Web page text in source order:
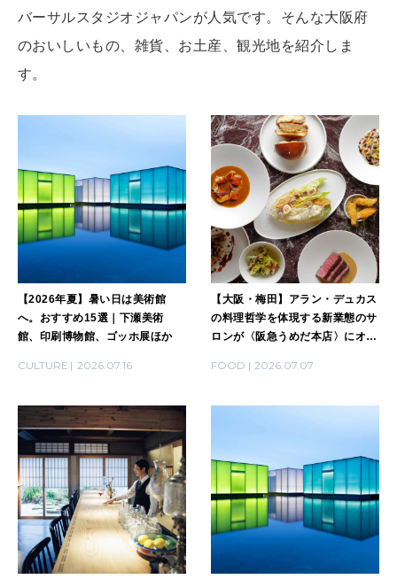
[12星座別] Weekly Holoscope
[12星座別] Monthly Love Holoscope
算命学がわかる今月のあなた
HEALTH
自分にやさしく
LEARN
知る、考える
MAMA
ママもいろいろ
SUSTAINABLE
わたしができること
自分を耕す
WORK&MONEY
いい人生って？
MAGAZINE
バーサルスタジオジャパンが人気です。そんな大阪府
のおいしいもの、雑貨、お土産、観光地を紹介しま
す。
【2026年夏】暑い日は美術館
へ。おすすめ15選｜下瀬美術
館、印刷博物館、ゴッホ展ほか
CULTURE 2026.07.16
【大阪・梅田】アラン・デュカス
の料理哲学を体現する新業態のサ
ロンが〈阪急うめだ本店〉にオー
FOOD 2026.07.07